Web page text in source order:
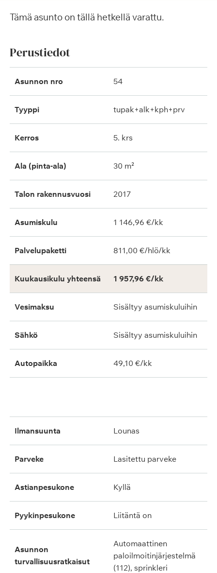
Tämä asunto on tällä hetkellä varattu.
Perustiedot
Asunnon nro 54
Tyyppi tupak+alk+kph+prv
Kerros 5. krs
Ala (pinta-ala) 30 m²
Talon rakennusvuosi 2017
Asumiskulu 1 146,96 €/kk
Palvelupaketti 811,00 €/hlö/kk
Kuukausikulu yhteensä 1 957,96 €/kk
Vesimaksu Sisältyy asumiskuluihin
Sähkö Sisältyy asumiskuluihin
Autopaikka 49,10 €/kk
ilmansuunta lounas
parveke lasitettu parveke
astianpesukone kyllä
pyykinpesukone liitäntä on
asunnon
turvallisuusratkaisut
automaattinen
paloilmoitinjärjestelmä
(112), sprinkleri